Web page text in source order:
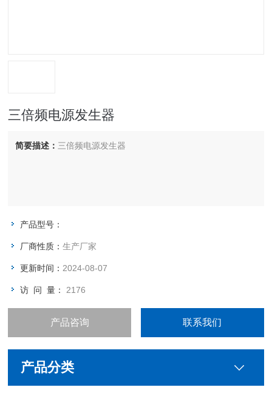
三倍频电源发生器
简要描述： 三倍频电源发生器
产品型号：
厂商性质：生产厂家
更新时间： 2024-08-07
访 问 量： 2176
产品咨询 联系我们
产品分类